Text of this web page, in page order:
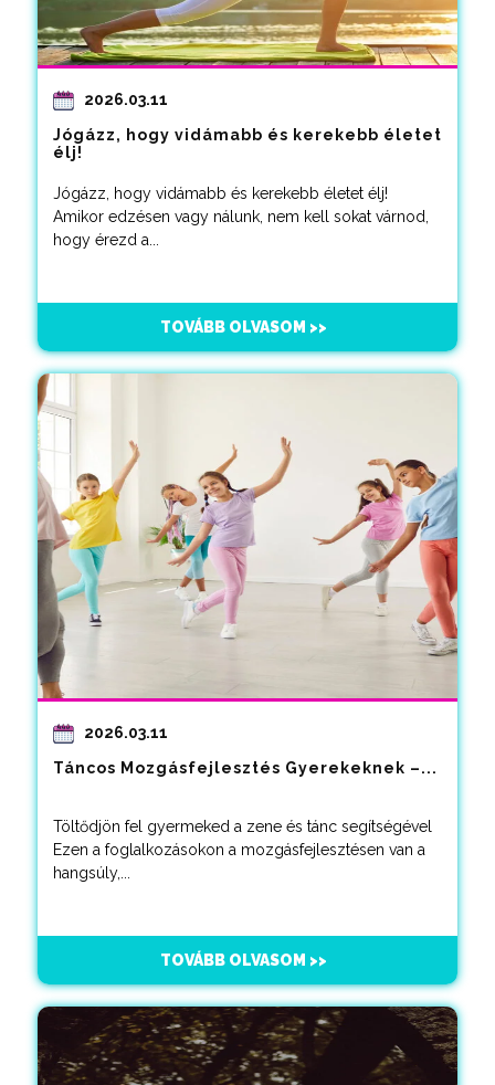
2026.03.11
Jógázz, hogy vidámabb és kerekebb életet
élj!
Jógázz, hogy vidámabb és kerekebb életet élj!
Amikor edzésen vagy nálunk, nem kell sokat várnod,
hogy érezd a...
TOVÁBB OLVASOM >>
2026.03.11
Táncos Mozgásfejlesztés Gyerekeknek –...
Töltődjön fel gyermeked a zene és tánc segítségével
Ezen a foglalkozásokon a mozgásfejlesztésen van a
hangsúly,...
TOVÁBB OLVASOM >>